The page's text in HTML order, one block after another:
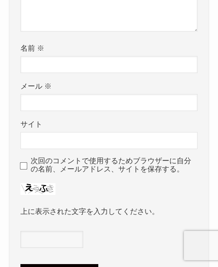
名前 ※
メール ※
サイト
次回のコメントで使用するためブラウザーに自分
の名前、メールアドレス、サイトを保存する。
上に表示された文字を入力してください。